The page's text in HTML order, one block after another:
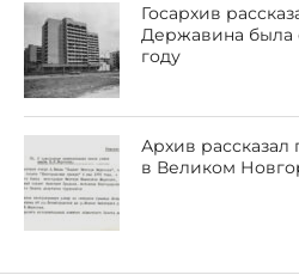
Госархив
Державина была
году
Архив
в Великом